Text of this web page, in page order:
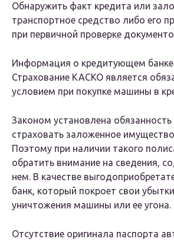
Обнаружить факт кредита или
транспортное средство либо его
при первичной проверке
Информация о кредитующем
Страхование КАСКО является
условием при покупке машины в
Законом установлена
страховать заложенное имущество
Поэтому при наличии такого
обратить внимание на сведения,
нем. В качестве
банк, который покроет свои
уничтожения машины или ее угона.
Отсутствие оригинала паспорта